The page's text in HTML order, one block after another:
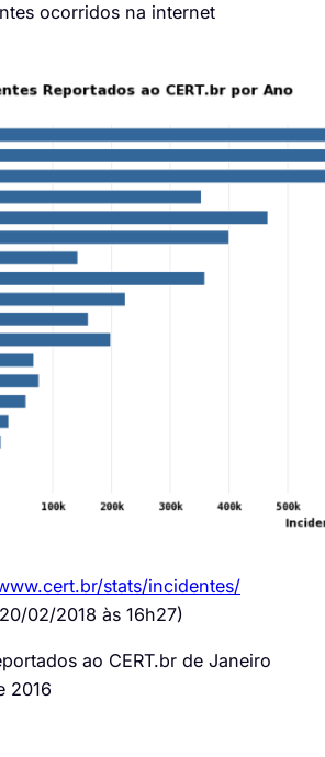
ocorridos na internet
stats/incidentes/
02/2018 às 16h27)